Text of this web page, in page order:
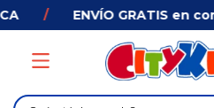
ENVÍO GRATIS en